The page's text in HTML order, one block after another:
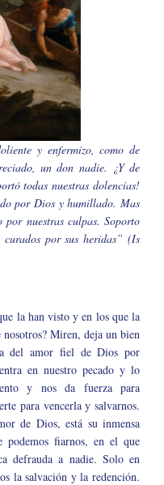
y enfermizo, como de
un don nadie. ¿Y de
todas nuestras dolencias!
por Dios y humillado. Mas
nuestras culpas. Soporto
por sus heridas” (Is
la han visto y en los que la
nosotros? Miren, deja un bien
del amor fiel de Dios por
en nuestro pecado y lo
y nos da fuerza para
para vencerla y salvarnos.
de Dios, está su inmensa
fiarnos, en el que
defrauda a nadie. Solo en
la salvación y la redención.